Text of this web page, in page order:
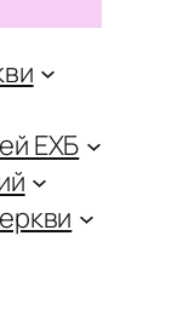
ЕХБ